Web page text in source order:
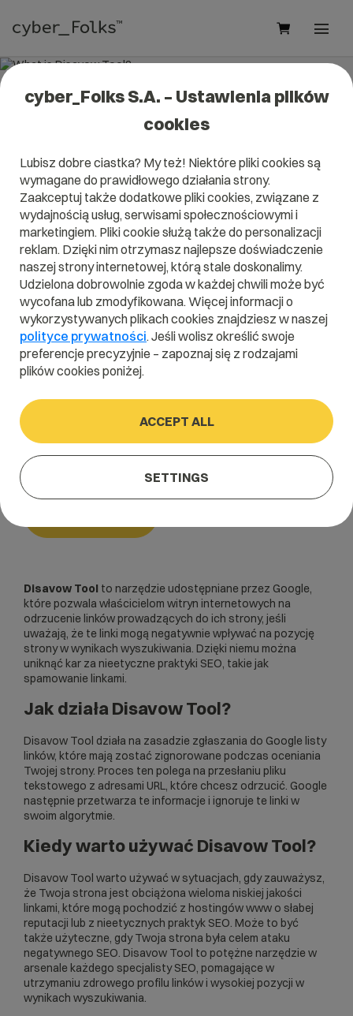
What is Disavow Tool?
It will help you better understand what exactly it isDisavow
Tooland what is the meaning to you in everyday use.
A B C D E F G H
I
J
K L M N O P Q
R
S
T U V W X Y Z
Home/Dictionary/SEO i SEM/Disavow Tool
Disavow Tool
Disavow Tool to narzędzie udostępniane przez Google,
które pozwala właścicielom witryn internetowych na
odrzucenie linków prowadzących do ich strony, jeśli
uważają, że te linki mogą negatywnie wpływać na pozycję
strony w wynikach wyszukiwania. Dzięki niemu można
uniknąć kar za nieetyczne praktyki SEO, takie jak
spamowanie linkami.
Jak działa Disavow Tool?
Disavow Tool działa na zasadzie zgłaszania do Google listy
linków, które mają zostać zignorowane podczas oceniania
Twojej strony. Proces ten polega na przesłaniu pliku
tekstowego z adresami URL, które chcesz odrzucić. Google
następnie przetwarza te informacje i ignoruje te linki w
swoim algorytmie.
Kiedy warto używać Disavow Tool?
Disavow Tool warto używać w sytuacjach, gdy zauważysz,
że Twoja strona jest obciążona wieloma niskiej jakości
linkami, które mogą pochodzić z hostingów www o słabej
reputacji lub z nieetycznych praktyk SEO. Może to być
także użyteczne, gdy Twoja strona była celem ataku
negatywnego SEO. Disavow Tool to potężne narzędzie w
arsenale każdego specjalisty SEO, pomagające w
utrzymaniu zdrowego profilu linków i wysokiej pozycji w
wynikach wyszukiwania.
cyber_Folks S.A. – Ustawienia plików
cookies
Lubisz dobre ciastka? My też! Niektóre pliki cookies są
wymagane do prawidłowego działania strony.
Zaakceptuj także dodatkowe pliki cookies, związane z
wydajnością usług, serwisami społecznościowymi i
marketingiem. Pliki cookie służą także do personalizacji
reklam. Dzięki nim otrzymasz najlepsze doświadczenie
naszej strony internetowej, którą stale doskonalimy.
Udzielona dobrowolnie zgoda w każdej chwili może być
wycofana lub zmodyfikowana. Więcej informacji o
wykorzystywanych plikach cookies znajdziesz w naszej
polityce prywatności. Jeśli wolisz określić swoje
preferencje precyzyjnie – zapoznaj się z rodzajami
plików cookies poniżej.
ACCEPT ALL
SETTINGS